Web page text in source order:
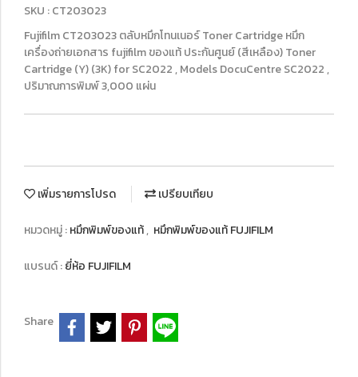
SKU : CT203023
Fujifilm CT203023 ตลับหมึกโทนเนอร์ Toner Cartridge หมึก
เครื่องถ่ายเอกสาร fujifilm ของแท้ ประกันศูนย์ (สีเหลือง) Toner
Cartridge (Y) (3K) for SC2022 , Models DocuCentre SC2022 ,
ปริมาณการพิมพ์ 3,000 แผ่น
เพิ่มรายการโปรด เปรียบเทียบ
หมวดหมู่ :หมึกพิมพ์ของแท้, หมึกพิมพ์ของแท้ FUJIFILM
แบรนด์ :ยี่ห้อ FUJIFILM
Share